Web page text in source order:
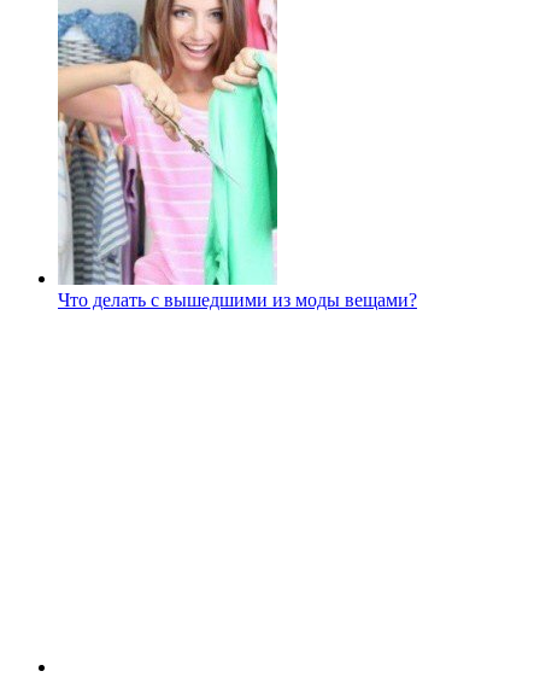
Что делать с вышедшими из моды вещами?